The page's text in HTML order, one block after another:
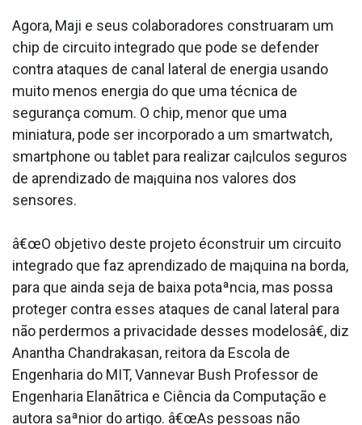
Agora, Maji e seus colaboradores construa­ram um
chip de circuito integrado que pode se defender
contra ataques de canal lateral de energia usando
muito menos energia do que uma técnica de
segurança comum. O chip, menor que uma
miniatura, pode ser incorporado a um smartwatch,
smartphone ou tablet para realizar ca¡lculos seguros
de aprendizado de ma¡quina nos valores dos
sensores.
â€œO objetivo deste projeto éconstruir um circuito
integrado que faz aprendizado de ma¡quina na borda,
para que ainda seja de baixa potaªncia, mas possa
proteger contra esses ataques de canal lateral para
não perdermos a privacidade desses modelosâ€, diz
Anantha Chandrakasan, reitora da Escola de
Engenharia do MIT, Vannevar Bush Professor de
Engenharia Elanãtrica e Ciência da Computação e
autora saªnior do artigo. â€œAs pessoas não